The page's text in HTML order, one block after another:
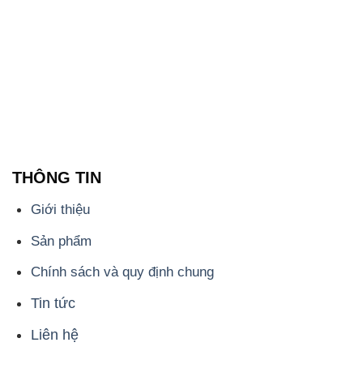
THÔNG TIN
Giới thiệu
Sản phẩm
Chính sách và quy định chung
Tin tức
Liên hệ